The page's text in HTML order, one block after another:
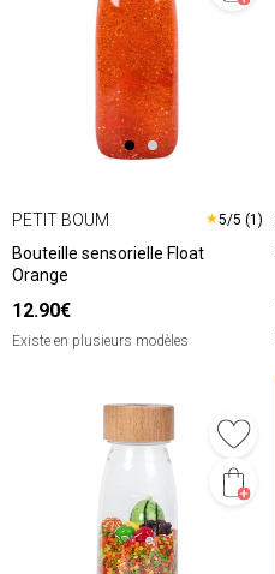
PETIT BOUM ★5/5 (1)
Bouteille sensorielle Float
Orange
12.90€
Existe en plusieurs modèles